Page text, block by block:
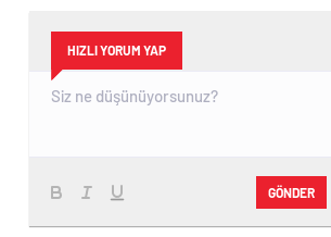
HIZLI YORUM YAP
GÖNDER